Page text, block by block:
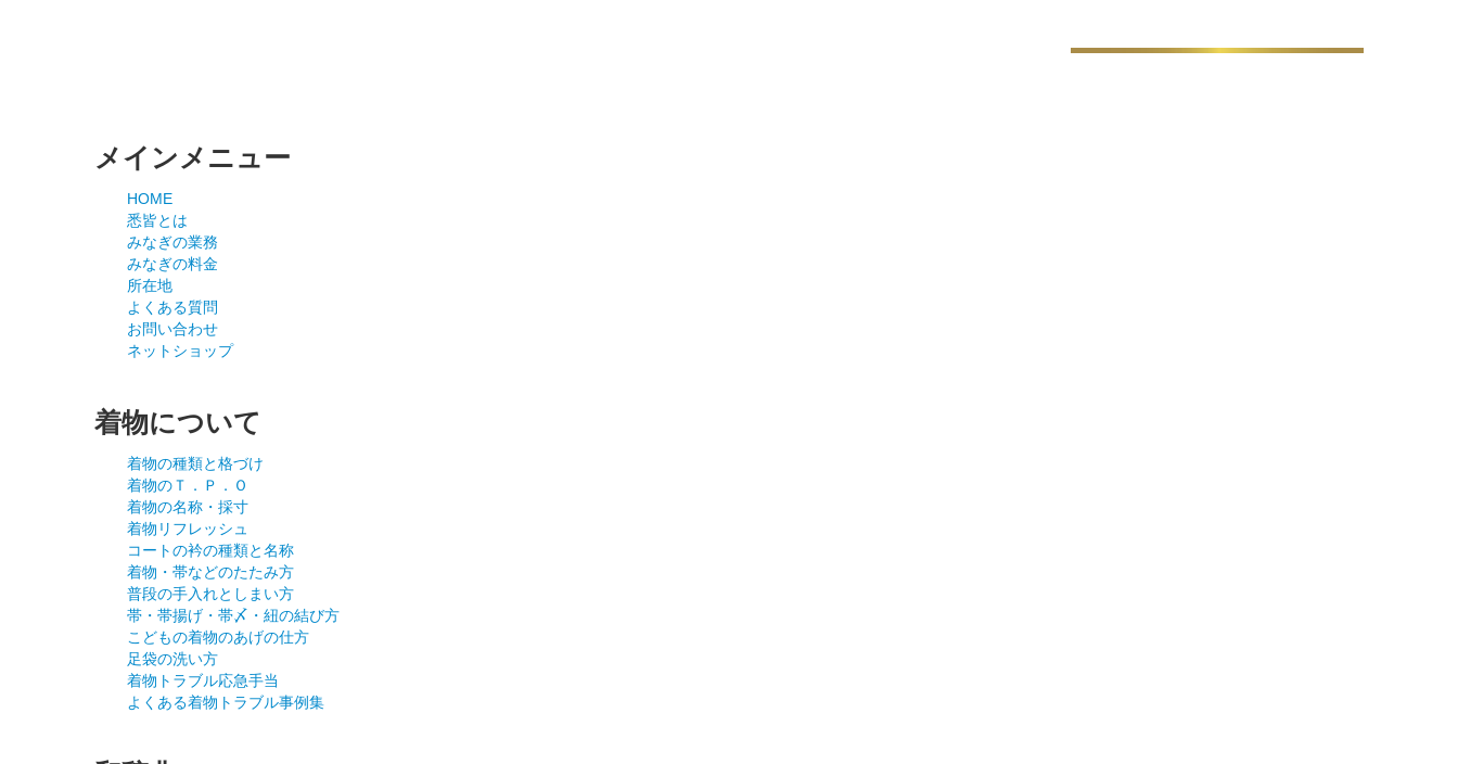
メインメニュー
HOME
悉皆とは
みなぎの業務
みなぎの料金
所在地
よくある質問
お問い合わせ
ネットショップ
着物について
着物の種類と格づけ
着物のＴ．Ｐ．Ｏ
着物の名称・採寸
着物リフレッシュ
コートの衿の種類と名称
着物・帯などのたたみ方
普段の手入れとしまい方
帯・帯揚げ・帯〆・紐の結び方
こどもの着物のあげの仕方
足袋の洗い方
着物トラブル応急手当
よくある着物トラブル事例集